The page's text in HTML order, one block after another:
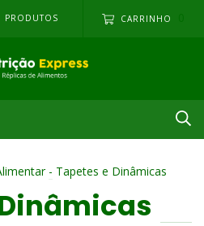
PRODUTOS CARRINHO
- Tapetes e Dinâmicas